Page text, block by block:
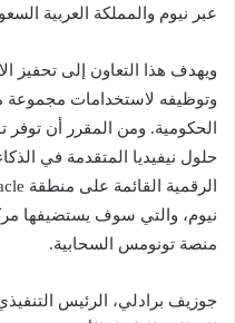
عبر نيوم والمملكة العربية
ويهدف هذا التعاون إلى تحفيز
وتوظيفه لاستخدامات
الحكومية. ومن المقرر أن توفر
حلول نيفيديا المتقدمة في
نيوم، والتي سوف يستضيفها
منصة تونومس السحابية.
جوزيف برادلي، الرئيس